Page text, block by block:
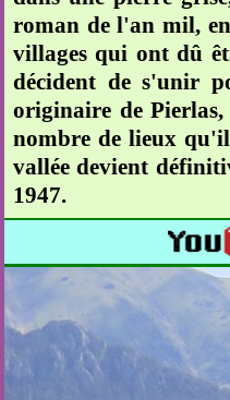
roman de l'an mil,
villages qui ont dû
décident de s'unir
originaire de
nombre de lieux
vallée devient
1947.